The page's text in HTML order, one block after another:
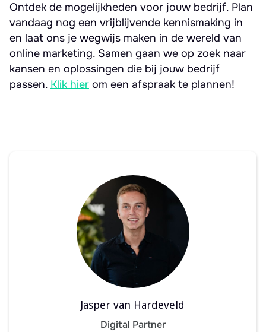
Ontdek de mogelijkheden voor jouw bedrijf. Plan
vandaag nog een vrijblijvende kennismaking in
en laat ons je wegwijs maken in de wereld van
online marketing. Samen gaan we op zoek naar
kansen en oplossingen die bij jouw bedrijf
passen. Klik hier om een afspraak te plannen!
Jasper van Hardeveld
Digital Partner